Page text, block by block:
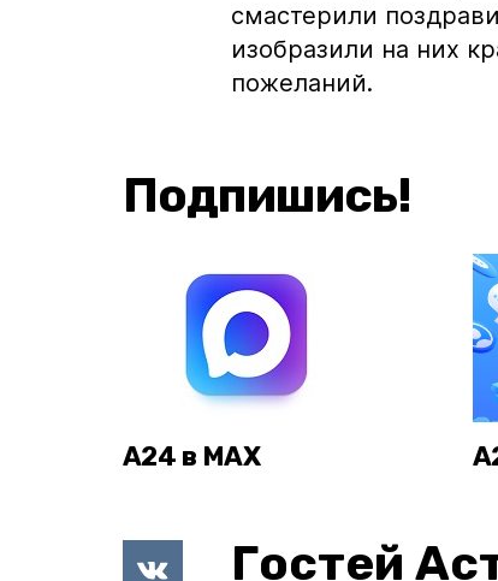
смастерили
изобразили на них
пожеланий.
Подпишись!
А24 в MAX
Гостей